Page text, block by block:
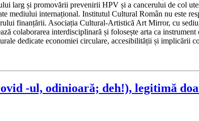
larg și promovării prevenirii HPV și a cancerului de col
mediului internațional. Institutul Cultural Român nu este
finanțării. Asociația Cultural-Artistică Art Mirror, cu
colaborarea interdisciplinară și folosește arta ca
dedicate economiei circulare, accesibilității și implicării
-ul, odinioară; deh!), legitimă